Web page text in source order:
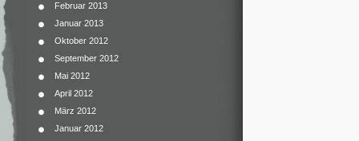
Februar 2013
Januar 2013
Oktober 2012
September 2012
Mai 2012
April 2012
März 2012
Januar 2012